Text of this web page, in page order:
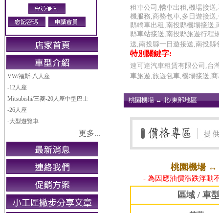
VW/福斯-八人座
-12人座
Mitsubishi/三菱-20人座中型巴士
-26人座
-大型遊覽車
更多...
租車公司,轎車出租,機場接
機服務,商務包車,多日遊接
縣轎車出租,南投縣機場接送
縣車站接送,南投縣旅遊行程
送,南投縣一日遊接送,南投
特別關鍵字:
速可達汽車租賃有限公司,台
車旅遊,旅遊包車,機場接送,
桃園機場 ↔ 北/東部地區
桃園機場 ↔
- 為因應油價漲跌浮動
區域 / 車